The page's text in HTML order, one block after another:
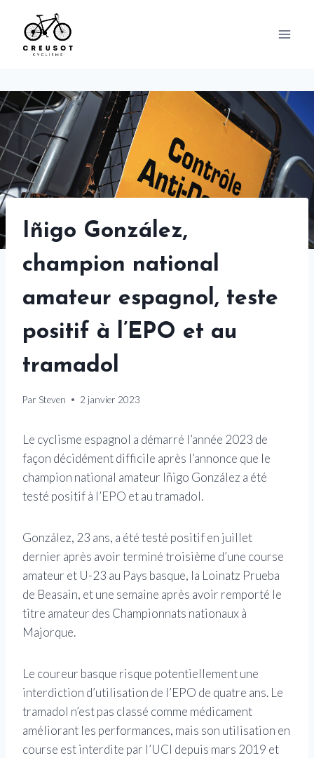
content
Iñigo González,
champion national
amateur espagnol, teste
positif à l’EPO et au
tramadol
Par Steven 2 janvier 2023
Le cyclisme espagnol a démarré l’année 2023 de
façon décidément difficile après l’annonce que le
champion national amateur Iñigo González a été
testé positif à l’EPO et au tramadol.
González, 23 ans, a été testé positif en juillet
dernier après avoir terminé troisième d’une course
amateur et U-23 au Pays basque, la Loinatz Prueba
de Beasain, et une semaine après avoir remporté le
titre amateur des Championnats nationaux à
Majorque.
Le coureur basque risque potentiellement une
interdiction d’utilisation de l’EPO de quatre ans. Le
tramadol n’est pas classé comme médicament
améliorant les performances, mais son utilisation en
course est interdite par l’UCI depuis mars 2019 et